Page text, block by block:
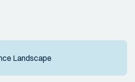
Landscape